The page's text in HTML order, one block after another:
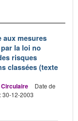
aux mesures
la loi no
risques
classées (texte
Circulaire
Date de
30-12-2003